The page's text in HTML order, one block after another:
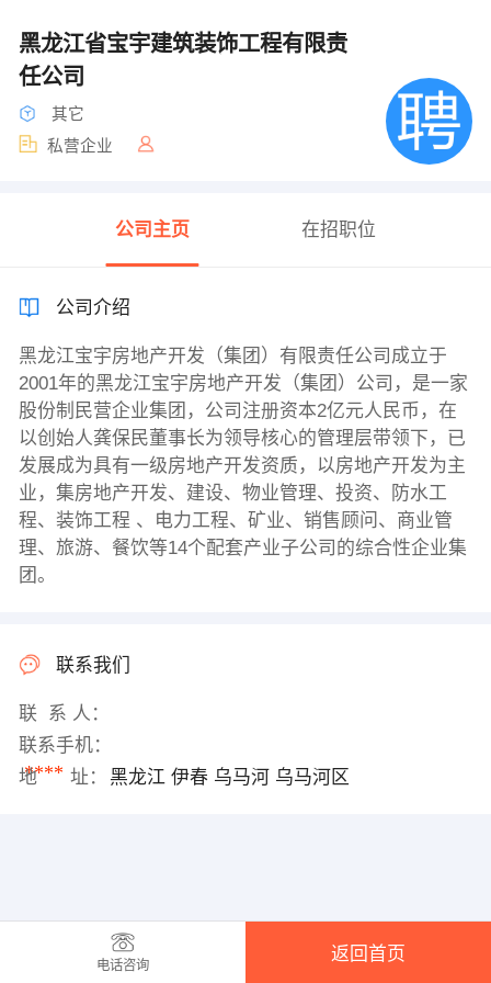
黑龙江省宝宇建筑装饰工程有限责
任公司
其它
私营企业
公司主页 在招职位
公司介绍
黑龙江宝宇房地产开发（集团）有限责任公司成立于
2001年的黑龙江宝宇房地产开发（集团）公司，是一家
股份制民营企业集团，公司注册资本2亿元人民币，在
以创始人龚保民董事长为领导核心的管理层带领下，已
发展成为具有一级房地产开发资质，以房地产开发为主
业，集房地产开发、建设、物业管理、投资、防水工
程、装饰工程 、电力工程、矿业、销售顾问、商业管
理、旅游、餐饮等14个配套产业子公司的综合性企业集
团。
联系我们
联 系 人：
联系手机：
****
地 址： 黑龙江 伊春 乌马河 乌马河区
电话咨询
返回首页